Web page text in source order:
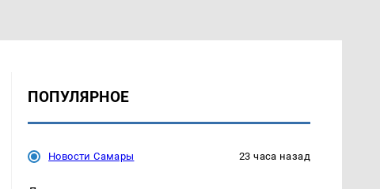
ПОПУЛЯРНОЕ
Новости Самары 23 часа назад